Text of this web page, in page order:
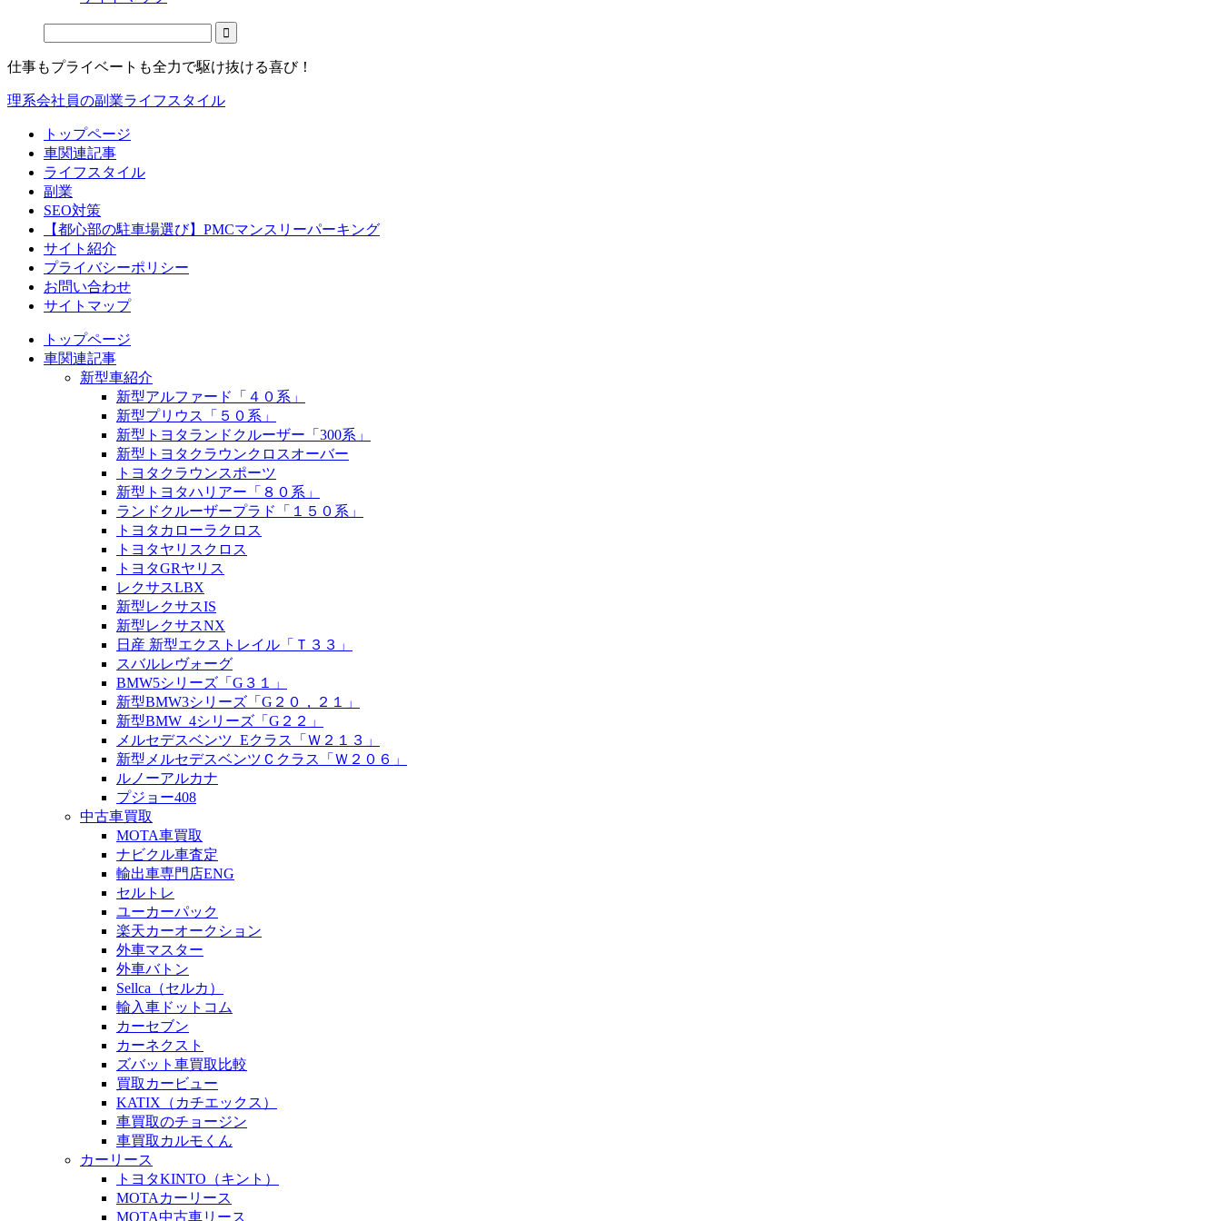
仕事もプライベートも全力で駆け抜ける喜び！
理系会社員の副業ライフスタイル
トップページ
車関連記事
ライフスタイル
副業
SEO対策
【都心部の駐車場選び】PMCマンスリーパーキング
サイト紹介
プライバシーポリシー
お問い合わせ
サイトマップ
トップページ
車関連記事
新型車紹介
新型アルファード「４０系」
新型プリウス「５０系」
新型トヨタランドクルーザー「300系」
新型トヨタクラウンクロスオーバー
トヨタクラウンスポーツ
新型トヨタハリアー「８０系」
ランドクルーザープラド「１５０系」
トヨタカローラクロス
トヨタヤリスクロス
トヨタGRヤリス
レクサスLBX
新型レクサスIS
新型レクサスNX
日産 新型エクストレイル「Ｔ３３」
スバルレヴォーグ
BMW5シリーズ「G３１」
新型BMW3シリーズ「G２０，２１」
新型BMW_4シリーズ「G２２」
メルセデスベンツ_Eクラス「Ｗ２１３」
新型メルセデスベンツＣクラス「Ｗ２０６」
ルノーアルカナ
プジョー408
中古車買取
MOTA車買取
ナビクル車査定
輸出車専門店ENG
セルトレ
ユーカーパック
楽天カーオークション
外車マスター
外車バトン
Sellca（セルカ）
輸入車ドットコム
カーセブン
カーネクスト
ズバット車買取比較
買取カービュー
KATIX（カチエックス）
車買取のチョージン
車買取カルモくん
カーリース
トヨタKINTO（キント）
MOTAカーリース
MOTA中古車リース